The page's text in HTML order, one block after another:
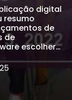
digital
resumo
de
de
escolher…